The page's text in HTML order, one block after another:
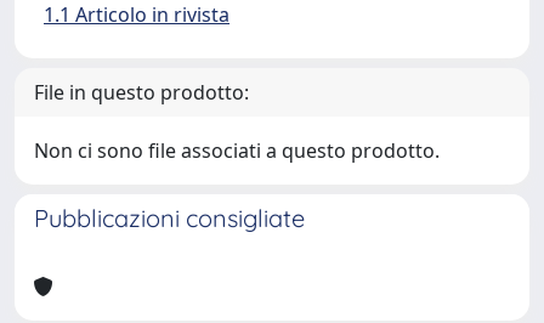
1.1 Articolo in rivista
File in questo prodotto:
Non ci sono file associati a questo prodotto.
Pubblicazioni consigliate